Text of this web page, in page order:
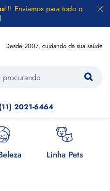
!!! Enviamos para todo o
Desde 2007, cuidando da sua saúde
(11) 2021-6464
Linha Pets